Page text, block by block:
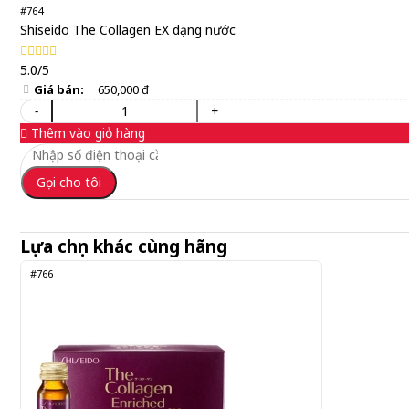
#764
Shiseido The Collagen EX dạng nước
5.0/5
Giá bán: 650,000 đ
-
+
Thêm vào giỏ hàng
Gọi cho tôi
Lựa chọn khác cùng hãng
#766